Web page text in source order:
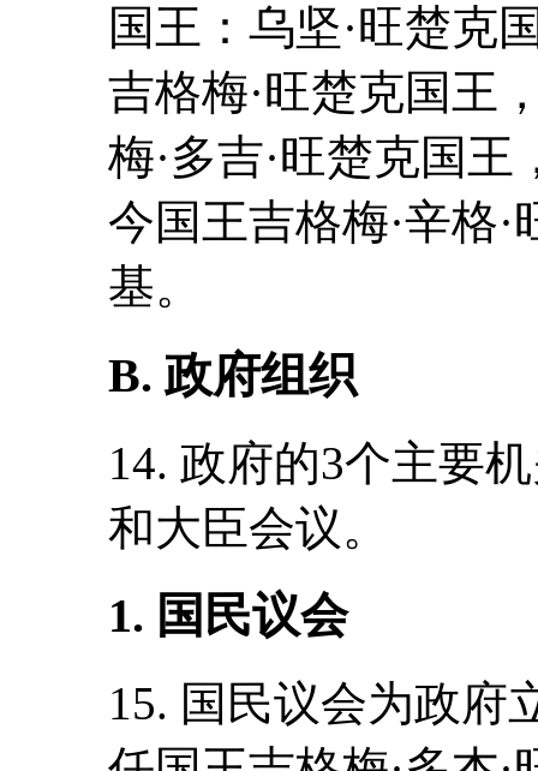
国王：乌坚·旺楚克
吉格梅·旺楚克国王
梅·多吉·旺楚克国王
今国王吉格梅·辛格
基。
B. 政府组织
14. 政府的3个主要
和大臣会议。
1. 国民议会
15. 国民议会为政府